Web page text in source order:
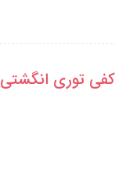
کفی توری انگشتی